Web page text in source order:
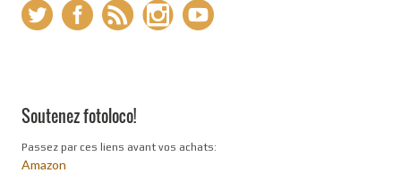
Soutenez fotoloco!
Passez par ces liens avant vos achats:
Amazon